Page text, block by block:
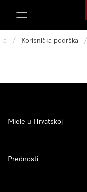
/ Korisnička podrška /
Miele u Hrvatskoj
Prednosti